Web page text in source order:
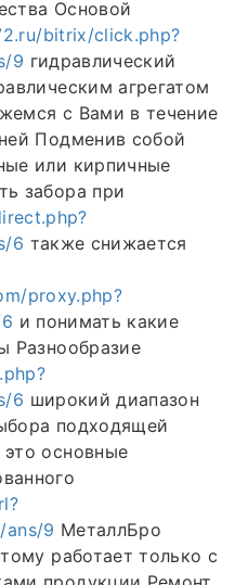
Основой
bitrix/click.php?
9 гидравлический
агрегатом
с Вами в течение
Подменив собой
или кирпичные
забора при
6 также снижается
proxy.php?
и понимать какие
Разнообразие
6 широкий диапазон
подходящей
основные
ans/9 МеталлБро
работает только с